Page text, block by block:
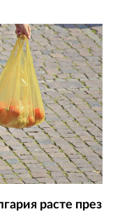
расте през